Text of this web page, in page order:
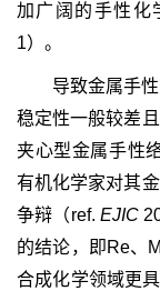
加广阔的手性化
1）。
导致金属手
稳定性一般较差
夹心型金属手性
有机化学家对其
争辩（ref. EJIC
的结论，即Re、
合成化学领域更